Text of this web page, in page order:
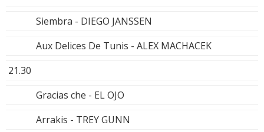
Siembra - DIEGO JANSSEN
Aux Delices De Tunis - ALEX MACHACEK
21.30
Gracias che - EL OJO
Arrakis - TREY GUNN